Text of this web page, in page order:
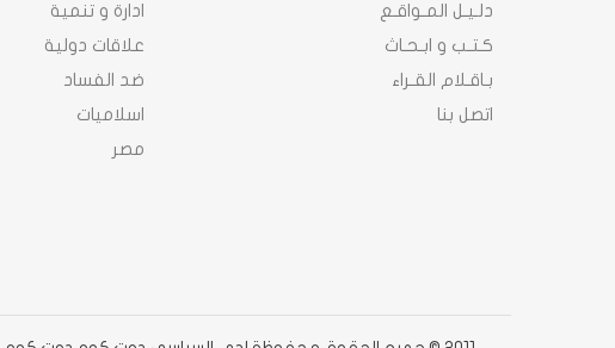
دلـيـل المـواقـع
كـتـب و ابـحـاث
بـاقـلام القـراء
اتصل بنا
ادارة و تنمية
علاقات دولية
ضد الفساد
اسلاميات
مصر